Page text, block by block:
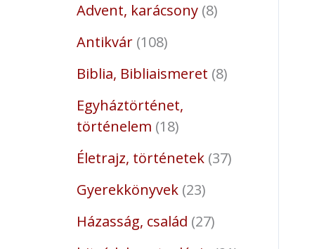
Advent, karácsony 8
Antikvár 108
Biblia, Bibliaismeret 8
Egyháztörténet,
történelem 18
Életrajz, történetek 37
Gyerekkönyvek 23
Házasság, család 27